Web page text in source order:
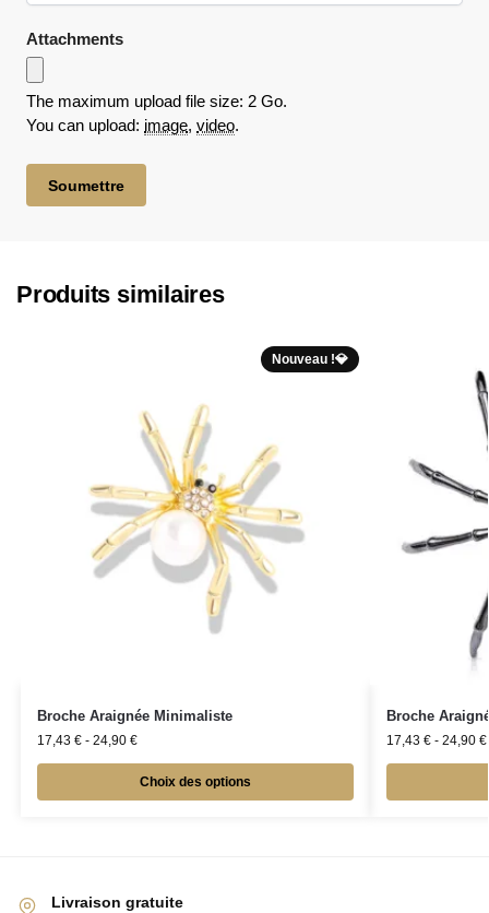
Attachments
The maximum upload file size: 2 Go.
You can upload: image, video.
Produits similaires
Nouveau !💎
Broche Araignée Minimaliste
17,43 €- 24,90 €
Choix des options
Broche
17,43 €- 24,90 €
Livraison gratuite